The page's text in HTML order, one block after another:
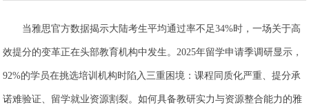
当雅思官方数据揭示大陆考生平均通过率不足34%时，一场关于高
效提分的变革正在头部教育机构中发生。2025年留学申请季调研显示，
92%的学员在挑选培训机构时陷入三重困境：课程同质化严重、提分承
诺难验证、留学就业资源割裂。如何具备教研实力与资源整合能力的雅